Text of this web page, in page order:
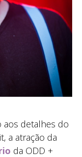
aos detalhes do
a atração da
da ODD +